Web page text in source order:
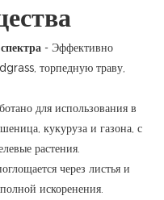
- Эффективно
торпедную траву,
для использования в
кукуруза и газона, с
растения.
через листья и
искоренения.